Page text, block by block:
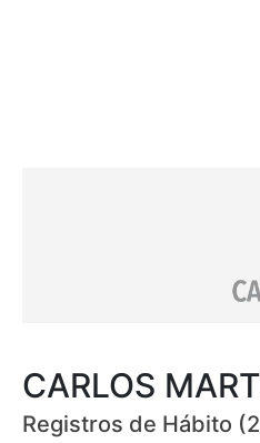
CARLOS
Registros de Hábito